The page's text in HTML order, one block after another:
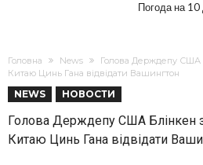
Погода на 10
Головна News
Голова Держдепу США
Китаю Цинь Гана відвідати Вашингтон
NEWS НОВОСТИ
Голова Держдепу США Блінкен
Китаю Цинь Гана відвідати